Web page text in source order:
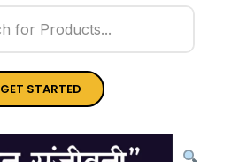
GET STARTED